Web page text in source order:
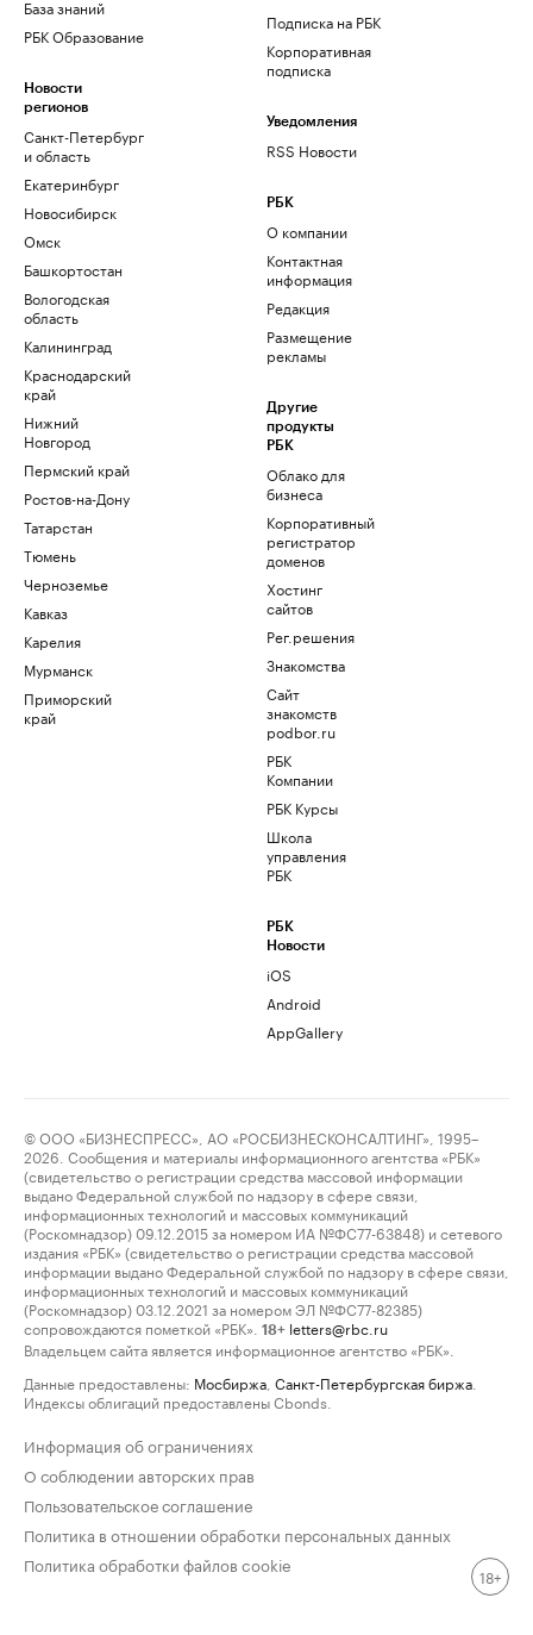
База знаний
РБК Образование
Новости
регионов
Санкт-Петербург
и область
Екатеринбург
Новосибирск
Омск
Башкортостан
Вологодская
область
Калининград
Краснодарский
край
Нижний
Новгород
Пермский край
Ростов-на-Дону
Татарстан
Тюмень
Черноземье
Кавказ
Карелия
Мурманск
Приморский
край
Подписка на РБК
Корпоративная
подписка
Уведомления
RSS Новости
РБК
О компании
Контактная
информация
Редакция
Размещение
рекламы
Другие
продукты
РБК
Облако для
бизнеса
Корпоративный
регистратор
доменов
Хостинг
сайтов
Рег.решения
Знакомства
Сайт
знакомств
podbor.ru
РБК
Компании
РБК Курсы
Школа
управления
РБК
РБК
Новости
iOS
Android
AppGallery
© ООО «БИЗНЕСПРЕСС», АО «РОСБИЗНЕСКОНСАЛТИНГ», 1995–
2026. Сообщения и материалы информационного агентства «РБК»
(свидетельство о регистрации средства массовой информации
выдано Федеральной службой по надзору в сфере связи,
информационных технологий и массовых коммуникаций
(Роскомнадзор) 09.12.2015 за номером ИА №ФС77-63848) и сетевого
издания «РБК» (свидетельство о регистрации средства массовой
информации выдано Федеральной службой по надзору в сфере связи,
информационных технологий и массовых коммуникаций
(Роскомнадзор) 03.12.2021 за номером ЭЛ №ФС77-82385)
сопровождаются пометкой «РБК».
18+ letters@rbc.ru
Владельцем сайта является информационное агентство «РБК».
Данные предоставлены: Мосбиржа Санкт-Петербургская биржа
Индексы облигаций предоставлены Cbonds.
Информация об ограничениях
О соблюдении авторских прав
Пользовательское соглашение
Политика в отношении обработки персональных данных
Политика обработки файлов cookie
18+